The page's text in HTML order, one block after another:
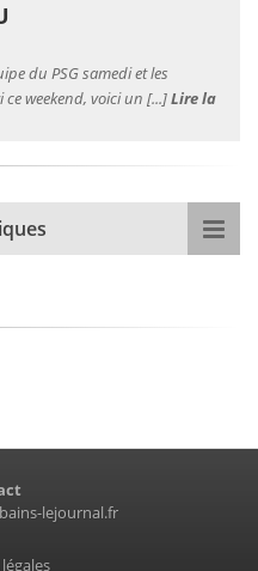
du PSG samedi et les
weekend, voici un [...]Lire la
lejournal.fr